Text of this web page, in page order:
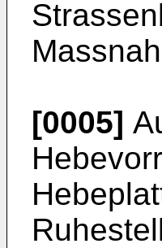
[0005]